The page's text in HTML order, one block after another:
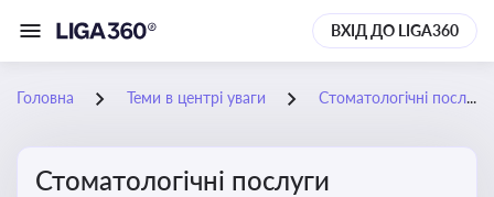
ВХІД ДО LIGA360
Головна Теми в центрі уваги Стоматологічні послуги
Стоматологічні послуги